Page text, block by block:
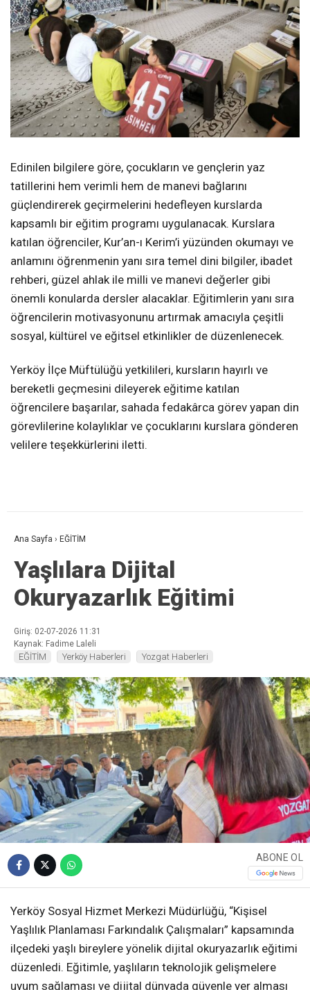
Edinilen bilgilere göre, çocukların ve gençlerin yaz
tatillerini hem verimli hem de manevi bağlarını
güçlendirerek geçirmelerini hedefleyen kurslarda
kapsamlı bir eğitim programı uygulanacak. Kurslara
katılan öğrenciler, Kur’an-ı Kerim’i yüzünden okumayı ve
anlamını öğrenmenin yanı sıra temel dini bilgiler, ibadet
rehberi, güzel ahlak ile milli ve manevi değerler gibi
önemli konularda dersler alacaklar. Eğitimlerin yanı sıra
öğrencilerin motivasyonunu artırmak amacıyla çeşitli
sosyal, kültürel ve eğitsel etkinlikler de düzenlenecek.
Yerköy İlçe Müftülüğü yetkilileri, kursların hayırlı ve
bereketli geçmesini dileyerek eğitime katılan
öğrencilere başarılar, sahada fedakârca görev yapan din
görevlilerine kolaylıklar ve çocuklarını kurslara gönderen
velilere teşekkürlerini iletti.
Ana Sayfa › EĞİTİM
Yaşlılara Dijital
Okuryazarlık Eğitimi
Giriş: 02-07-2026 11:31
Kaynak: Fadime Laleli
EĞİTİM Yerköy Haberleri Yozgat Haberleri
ABONE OL
Yerköy Sosyal Hizmet Merkezi Müdürlüğü, “Kişisel
Yaşlılık Planlaması Farkındalık Çalışmaları” kapsamında
ilçedeki yaşlı bireylere yönelik dijital okuryazarlık eğitimi
düzenledi. Eğitimle, yaşlıların teknolojik gelişmelere
uyum sağlaması ve dijital dünyada güvenle yer alması